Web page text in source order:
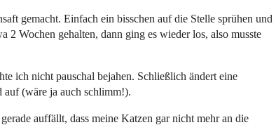
gemacht. Einfach ein bisschen auf die Stelle sprühen und
2 Wochen gehalten, dann ging es wieder los, also musste
ich nicht pauschal bejahen. Schließlich ändert eine
auf (wäre ja auch schlimm!).
auffällt, dass meine Katzen gar nicht mehr an die